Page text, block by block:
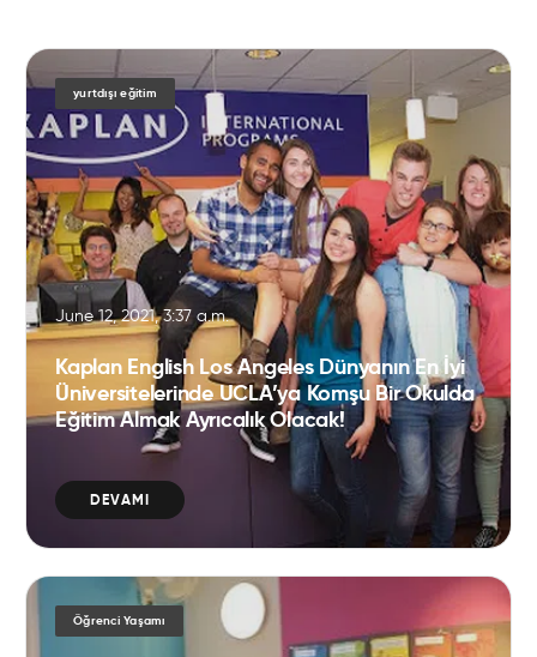
yurtdışı eğitim
June 12, 2021, 3:37 a.m.
Kaplan English Los Angeles Dünyanın En İyi
Üniversitelerinde UCLA’ya Komşu Bir Okulda
Eğitim Almak Ayrıcalık Olacak!
DEVAMI
Öğrenci Yaşamı